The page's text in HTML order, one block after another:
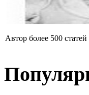
Автор более 500